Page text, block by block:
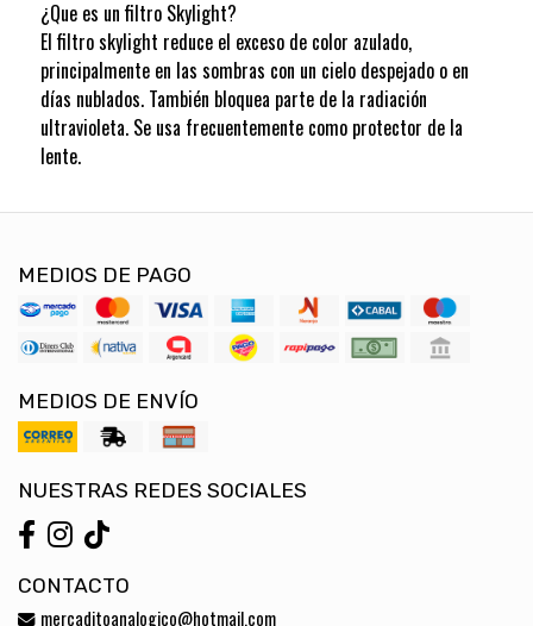
¿Que es un filtro Skylight?
El filtro skylight reduce el exceso de color azulado,
principalmente en las sombras con un cielo despejado o en
días nublados. También bloquea parte de la radiación
ultravioleta. Se usa frecuentemente como protector de la
lente.
MEDIOS DE PAGO
MEDIOS DE ENVÍO
NUESTRAS REDES SOCIALES
CONTACTO
mercaditoanalogico@hotmail.com